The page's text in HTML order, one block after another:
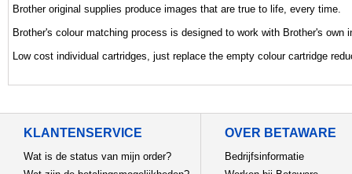
Brother original supplies produce images that are true to life, every time.
Brother's colour matching process is designed to work with Brother's own
Low cost individual cartridges, just replace the empty colour cartridge
KLANTENSERVICE
Wat is de status van mijn order?
OVER BETAWARE
Bedrijfsinformatie